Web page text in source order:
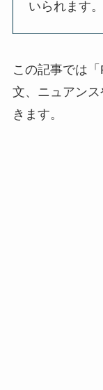
いられます。
この記事では
文、ニュアン
きます。